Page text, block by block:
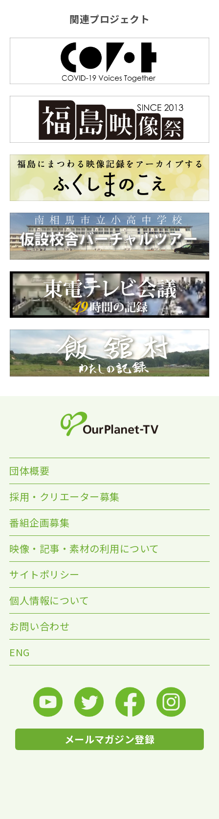
関連プロジェクト
団体概要
採用・クリエーター募集
番組企画募集
映像・記事・素材の利用について
サイトポリシー
個人情報について
お問い合わせ
ENG
メールマガジン登録